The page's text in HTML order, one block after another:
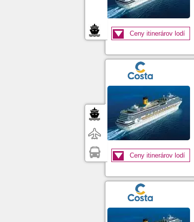
Ceny itinerárov lodí
Ceny itinerárov lodí